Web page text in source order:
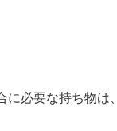
必要な持ち物は